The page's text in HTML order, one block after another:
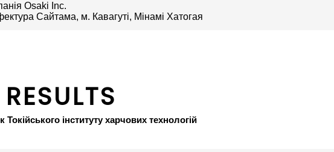
Osaki Inc.
Сайтама, м. Кавагуті, Мінамі Хатогая
інституту харчових технологій